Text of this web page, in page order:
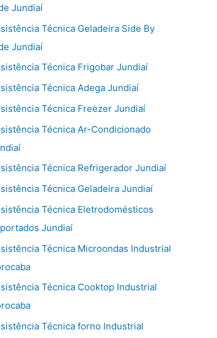
Jundiaí
Técnica Geladeira Side By
Jundiaí
Técnica Frigobar Jundiaí
Técnica Adega Jundiaí
Técnica Freezer Jundiaí
Técnica Ar-Condicionado
Técnica Refrigerador Jundiaí
Técnica Geladeira Jundiaí
Técnica Eletrodomésticos
Jundiaí
Técnica Microondas Industrial
Técnica Cooktop Industrial
Técnica forno Industrial